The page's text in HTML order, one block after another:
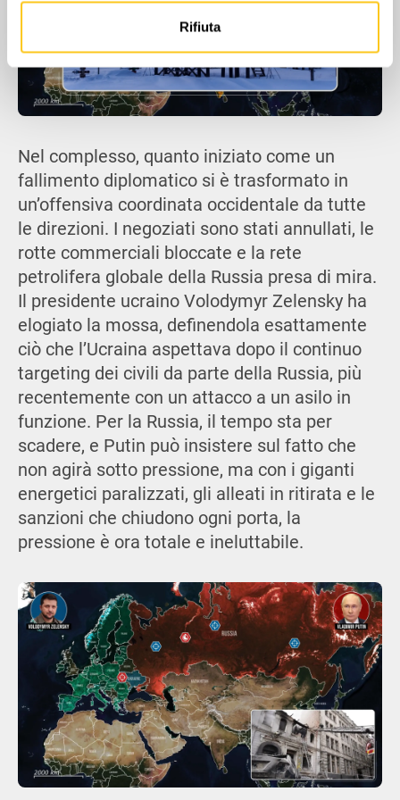
nostri partner che si occupano di analisi dei dati web,
raccolto dal tuo utilizzo dei loro servizi.
Rifiuta
Nel complesso, quanto iniziato come un
fallimento diplomatico si è trasformato in
un’offensiva coordinata occidentale da tutte
le direzioni. I negoziati sono stati annullati, le
rotte commerciali bloccate e la rete
petrolifera globale della Russia presa di mira.
Il presidente ucraino Volodymyr Zelensky ha
elogiato la mossa, definendola esattamente
ciò che l’Ucraina aspettava dopo il continuo
targeting dei civili da parte della Russia, più
recentemente con un attacco a un asilo in
funzione. Per la Russia, il tempo sta per
scadere, e Putin può insistere sul fatto che
non agirà sotto pressione, ma con i giganti
energetici paralizzati, gli alleati in ritirata e le
sanzioni che chiudono ogni porta, la
pressione è ora totale e ineluttabile.